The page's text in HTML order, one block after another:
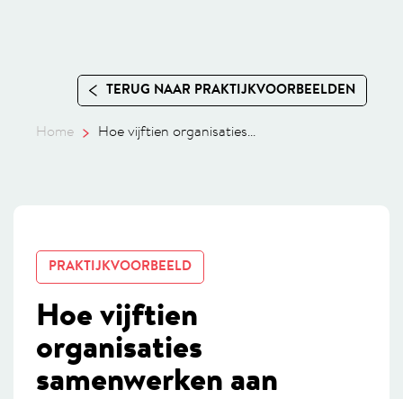
TERUG NAAR PRAKTIJKVOORBEELDEN
Home Hoe vijftien organisaties...
PRAKTIJKVOORBEELD
Hoe vijftien
organisaties
samenwerken aan